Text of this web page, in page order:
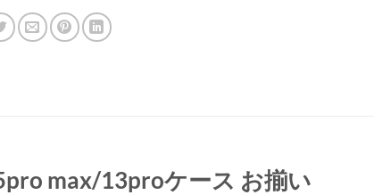
max/13proケース お揃い